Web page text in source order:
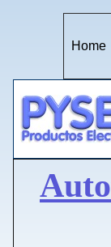
Home